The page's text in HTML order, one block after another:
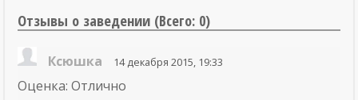
Отзывы о заведении (Всего: 0)
Ксюшка 14 декабря 2015, 19:33
Оценка: Отлично